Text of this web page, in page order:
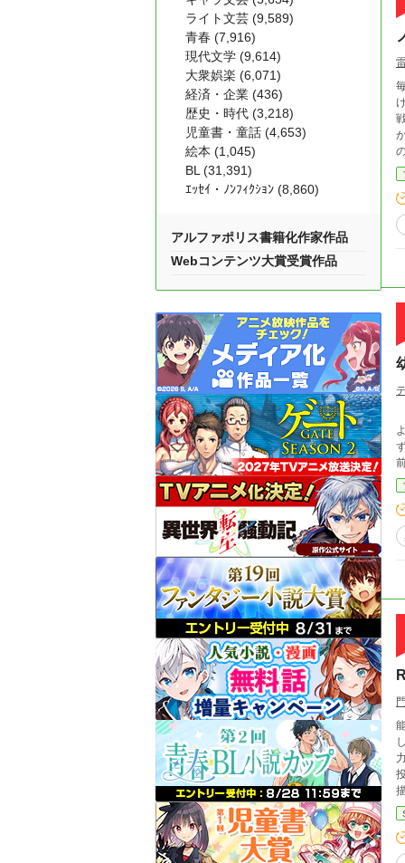
毎日、
か
投じる。 ――そして
ライト文芸 (9,589)
青春 (7,916)
現代文学 (9,614)
大衆娯楽 (6,071)
経済・企業 (436)
歴史・時代 (3,218)
児童書・童話 (4,653)
絵本 (1,045)
BL (31,391)
ｴｯｾｲ・ﾉﾝﾌｨｸｼｮﾝ (8,860)
アルファポリス書籍化作家作品
Webコンテンツ大賞受賞作品